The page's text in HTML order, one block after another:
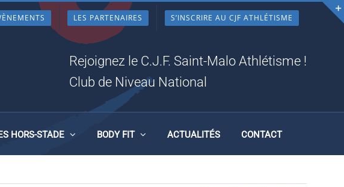
LES PARTENAIRES S’INSCRIRE AU CJF ATHLÉTISME
Rejoignez le C.J.F. Saint-Malo Athlétisme !
Club de Niveau National
HORS-STADE BODY FIT ACTUALITÉS CONTACT